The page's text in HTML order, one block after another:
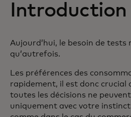
Introduction
Aujourd’hui, le besoin de
qu’autrefois.
Les préférences des
rapidement, il est donc crucial
toutes les décisions ne
uniquement avec votre